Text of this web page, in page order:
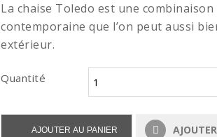
La chaise Toledo est une
contemporaine que l’on peut aussi
extérieur.
Quantité
AJOUTER AU PANIER